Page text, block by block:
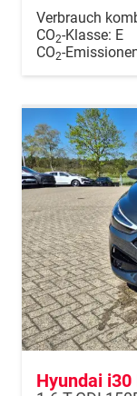
Verbrauch
CO2-Klasse: E
CO2-
Hyundai i30